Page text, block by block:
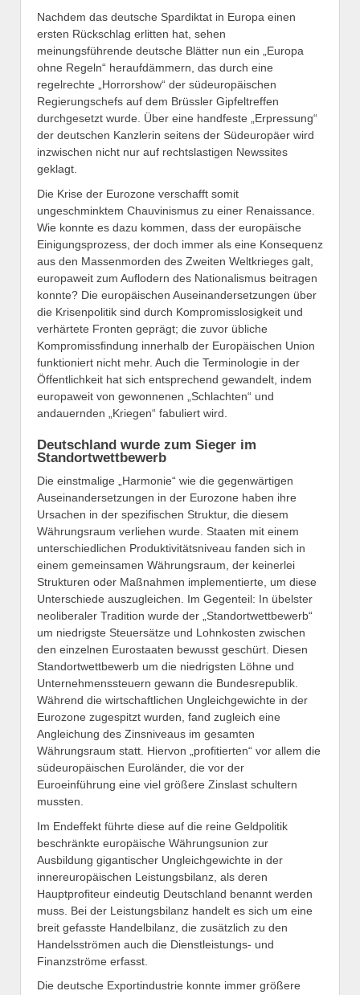
Nachdem das deutsche Spardiktat in Europa einen
ersten Rückschlag erlitten hat, sehen
meinungsführende deutsche Blätter nun ein „Europa
ohne Regeln“ heraufdämmern, das durch eine
regelrechte „Horrorshow“ der südeuropäischen
Regierungschefs auf dem Brüssler Gipfeltreffen
durchgesetzt wurde. Über eine handfeste „Erpressung“
der deutschen Kanzlerin seitens der Südeuropäer wird
inzwischen nicht nur auf rechtslastigen Newssites
geklagt.
Die Krise der Eurozone verschafft somit
ungeschminktem Chauvinismus zu einer Renaissance.
Wie konnte es dazu kommen, dass der europäische
Einigungsprozess, der doch immer als eine Konsequenz
aus den Massenmorden des Zweiten Weltkrieges galt,
europaweit zum Auflodern des Nationalismus beitragen
konnte? Die europäischen Auseinandersetzungen über
die Krisenpolitik sind durch Kompromisslosigkeit und
verhärtete Fronten geprägt; die zuvor übliche
Kompromissfindung innerhalb der Europäischen Union
funktioniert nicht mehr. Auch die Terminologie in der
Öffentlichkeit hat sich entsprechend gewandelt, indem
europaweit von gewonnenen „Schlachten“ und
andauernden „Kriegen“ fabuliert wird.
Deutschland wurde zum Sieger im
Standortwettbewerb
Die einstmalige „Harmonie“ wie die gegenwärtigen
Auseinandersetzungen in der Eurozone haben ihre
Ursachen in der spezifischen Struktur, die diesem
Währungsraum verliehen wurde. Staaten mit einem
unterschiedlichen Produktivitätsniveau fanden sich in
einem gemeinsamen Währungsraum, der keinerlei
Strukturen oder Maßnahmen implementierte, um diese
Unterschiede auszugleichen. Im Gegenteil: In übelster
neoliberaler Tradition wurde der „Standortwettbewerb“
um niedrigste Steuersätze und Lohnkosten zwischen
den einzelnen Eurostaaten bewusst geschürt. Diesen
Standortwettbewerb um die niedrigsten Löhne und
Unternehmenssteuern gewann die Bundesrepublik.
Während die wirtschaftlichen Ungleichgewichte in der
Eurozone zugespitzt wurden, fand zugleich eine
Angleichung des Zinsniveaus im gesamten
Währungsraum statt. Hiervon „profitierten“ vor allem die
südeuropäischen Euroländer, die vor der
Euroeinführung eine viel größere Zinslast schultern
mussten.
Im Endeffekt führte diese auf die reine Geldpolitik
beschränkte europäische Währungsunion zur
Ausbildung gigantischer Ungleichgewichte in der
innereuropäischen Leistungsbilanz, als deren
Hauptprofiteur eindeutig Deutschland benannt werden
muss. Bei der Leistungsbilanz handelt es sich um eine
breit gefasste Handelbilanz, die zusätzlich zu den
Handelsströmen auch die Dienstleistungs- und
Finanzströme erfasst.
Die deutsche Exportindustrie konnte immer größere